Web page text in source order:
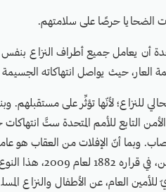
الضحايا حرصًا على سلامتهم.
أن يعامل جميع أطراف النزاع بنفس
العار، حيث يواصل انتهاكاته
لأنّها تؤثِّر على مستقبلهم.
التابع للأمم المتحدة ستَّ
وبما أنّ الإفلات من العقاب هو
العنف الجنسي ضد الأطفال، فقد
للأمين العام، عن الأطفال والنزاع